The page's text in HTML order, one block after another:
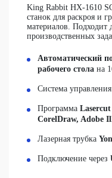
King Rabbit НХ-1610
станок для раскроя и
материалов. Подходит
производственных
Автоматический
рабочего стола на
Система управления
Программа
CorelDraw, Adobe
Лазерная трубка
Подключение через